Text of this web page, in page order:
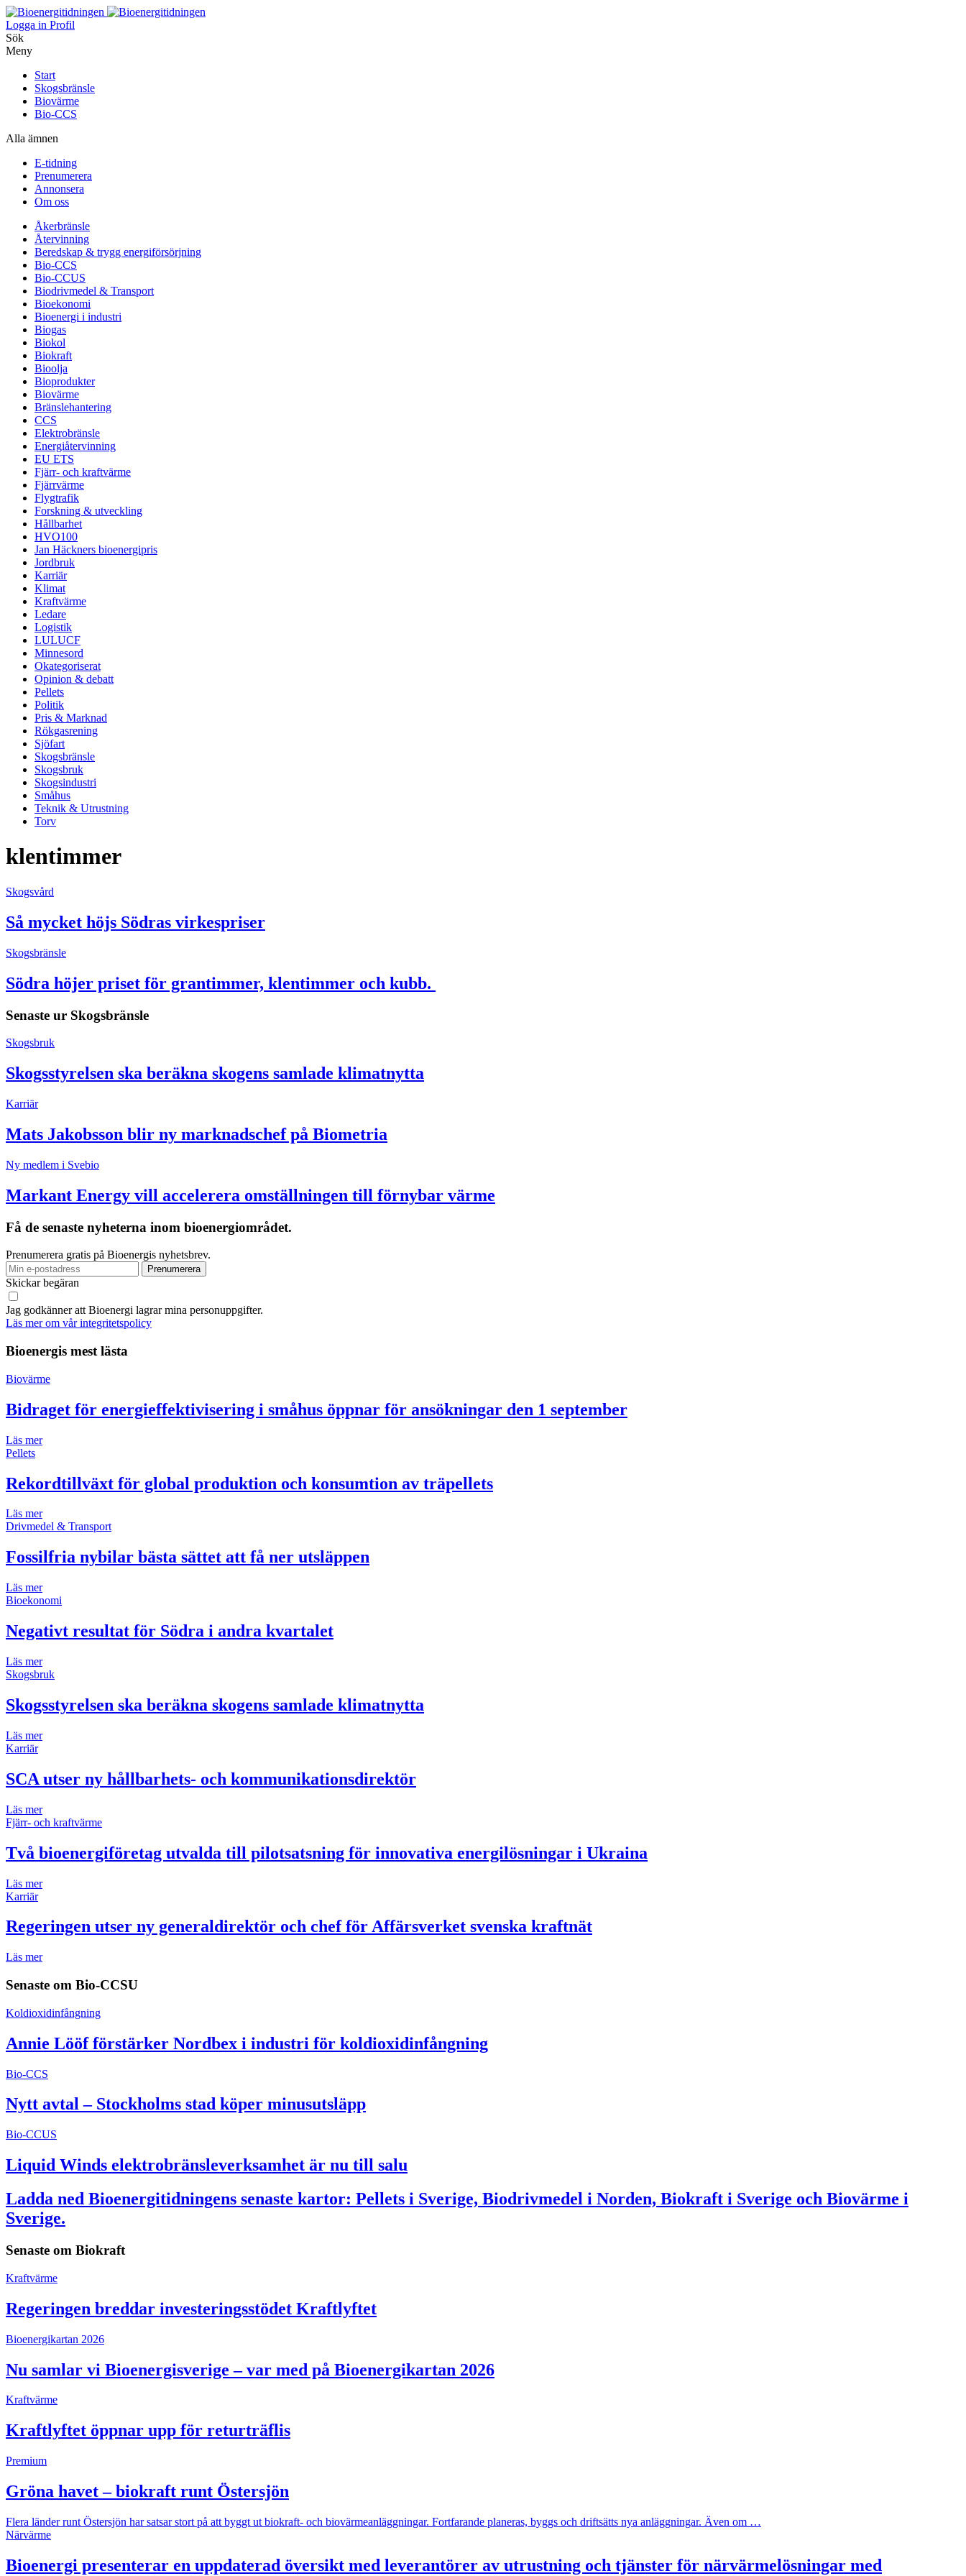
Logga in Profil
Sök
Meny
Start
Skogsbränsle
Biovärme
Bio-CCS
Alla ämnen
E-tidning
Prenumerera
Annonsera
Om oss
Åkerbränsle
Återvinning
Beredskap & trygg energiförsörjning
Bio-CCS
Bio-CCUS
Biodrivmedel & Transport
Bioekonomi
Bioenergi i industri
Biogas
Biokol
Biokraft
Bioolja
Bioprodukter
Biovärme
Bränslehantering
CCS
Elektrobränsle
Energiåtervinning
EU ETS
Fjärr- och kraftvärme
Fjärrvärme
Flygtrafik
Forskning & utveckling
Hållbarhet
HVO100
Jan Häckners bioenergipris
Jordbruk
Karriär
Klimat
Kraftvärme
Ledare
Logistik
LULUCF
Minnesord
Okategoriserat
Opinion & debatt
Pellets
Politik
Pris & Marknad
Rökgasrening
Sjöfart
Skogsbränsle
Skogsbruk
Skogsindustri
Småhus
Teknik & Utrustning
Torv
klentimmer
Skogsvård
Så mycket höjs Södras virkespriser
Skogsbränsle
Södra höjer priset för grantimmer, klentimmer och kubb.
Senaste ur Skogsbränsle
Skogsbruk
Skogsstyrelsen ska beräkna skogens samlade klimatnytta
Karriär
Mats Jakobsson blir ny marknadschef på Biometria
Ny medlem i Svebio
Markant Energy vill accelerera omställningen till förnybar värme
Få de senaste nyheterna inom bioenergiområdet.
Prenumerera gratis på Bioenergis nyhetsbrev.
Skickar begäran
Jag godkänner att Bioenergi lagrar mina personuppgifter.
Läs mer om vår integritetspolicy
Bioenergis mest lästa
Biovärme
Bidraget för energieffektivisering i småhus öppnar för ansökningar den 1 september
Läs mer
Pellets
Rekordtillväxt för global produktion och konsumtion av träpellets
Läs mer
Drivmedel & Transport
Fossilfria nybilar bästa sättet att få ner utsläppen
Läs mer
Bioekonomi
Negativt resultat för Södra i andra kvartalet
Läs mer
Skogsbruk
Skogsstyrelsen ska beräkna skogens samlade klimatnytta
Läs mer
Karriär
SCA utser ny hållbarhets- och kommunikationsdirektör
Läs mer
Fjärr- och kraftvärme
Två bioenergiföretag utvalda till pilotsatsning för innovativa energilösningar i Ukraina
Läs mer
Karriär
Regeringen utser ny generaldirektör och chef för Affärsverket svenska kraftnät
Läs mer
Senaste om Bio-CCSU
Koldioxidinfångning
Annie Lööf förstärker Nordbex i industri för koldioxidinfångning
Bio-CCS
Nytt avtal – Stockholms stad köper minusutsläpp
Bio-CCUS
Liquid Winds elektrobränsleverksamhet är nu till salu
Ladda ned Bioenergitidningens senaste kartor: Pellets i Sverige, Biodrivmedel i Norden, Biokraft i Sverige och Biovärme i
Sverige.
Senaste om Biokraft
Kraftvärme
Regeringen breddar investeringsstödet Kraftlyftet
Bioenergikartan 2026
Nu samlar vi Bioenergisverige – var med på Bioenergikartan 2026
Kraftvärme
Kraftlyftet öppnar upp för returträflis
Premium
Gröna havet – biokraft runt Östersjön
Flera länder runt Östersjön har satsar stort på att byggt ut biokraft- och biovärmeanläggningar. Fortfarande planeras, byggs och driftsätts nya anläggningar. Även om …
Närvärme
Bioenergi presenterar en uppdaterad översikt med leverantörer av utrustning och tjänster för närvärmelösningar med